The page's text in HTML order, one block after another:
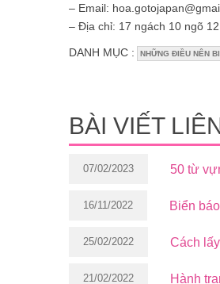
– Email:
– Địa chỉ: 17 ngách 10 ngõ
DANH MỤC : NHỮNG ĐIỀU NÊN
BÀI VIẾT
07/02/2023 50 từ
16/11/2022 Biển
25/02/2022 Cách
21/02/2022 Hành